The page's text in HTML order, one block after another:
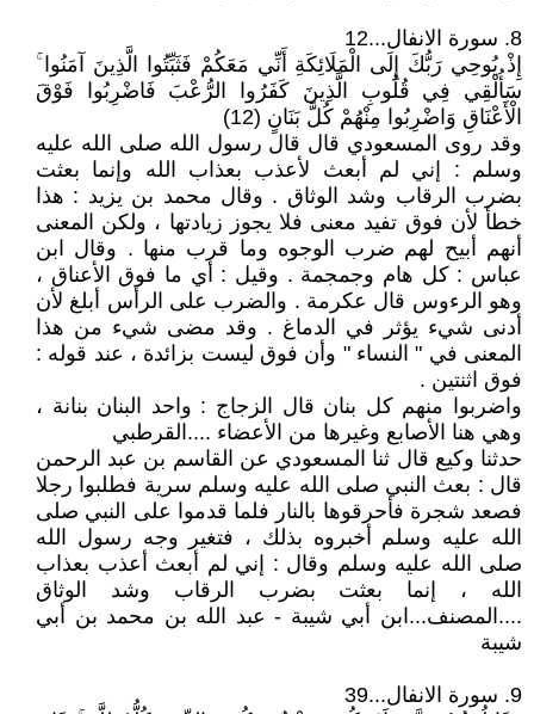
8. سورة الانفال...12
إِذْ يُوحِي رَبُّكَ إِلَى الْمَلَائِكَةِ أَنِّي مَعَكُمْ فَثَبِّتُوا الَّذِينَ آمَنُوا ۚ
سَأُلْقِي فِي قُلُوبِ الَّذِينَ كَفَرُوا الرُّعْبَ فَاضْرِبُوا فَوْقَ
الْأَعْنَاقِ وَاضْرِبُوا مِنْهُمْ كُلَّ بَنَانٍ (12)
وقد روى المسعودي قال قال رسول الله صلى الله عليه
وسلم : إني لم أبعث لأعذب بعذاب الله وإنما بعثت
بضرب الرقاب وشد الوثاق . وقال محمد بن يزيد : هذا
خطأ لأن فوق تفيد معنى فلا يجوز زيادتها ، ولكن المعنى
أنهم أبيح لهم ضرب الوجوه وما قرب منها . وقال ابن
عباس : كل هام وجمجمة . وقيل : أي ما فوق الأعناق ،
وهو الرءوس قال عكرمة . والضرب على الرأس أبلغ لأن
أدنى شيء يؤثر في الدماغ . وقد مضى شيء من هذا
المعنى في " النساء " وأن فوق ليست بزائدة ، عند قوله :
فوق اثنتين .
واضربوا منهم كل بنان قال الزجاج : واحد البنان بنانة ،
وهي هنا الأصابع وغيرها من الأعضاء ....القرطبي
حدثنا وكيع قال ثنا المسعودي عن القاسم بن عبد الرحمن
قال : بعث النبي صلى الله عليه وسلم سرية فطلبوا رجلا
فصعد شجرة فأحرقوها بالنار فلما قدموا على النبي صلى
الله عليه وسلم أخبروه بذلك ، فتغير وجه رسول الله
صلى الله عليه وسلم وقال : إني لم أبعث أعذب بعذاب
الله ، إنما بعثت بضرب الرقاب وشد الوثاق
....المصنف...ابن أبي شيبة - عبد الله بن محمد بن أبي
شيبة
9. سورة الانفال...39